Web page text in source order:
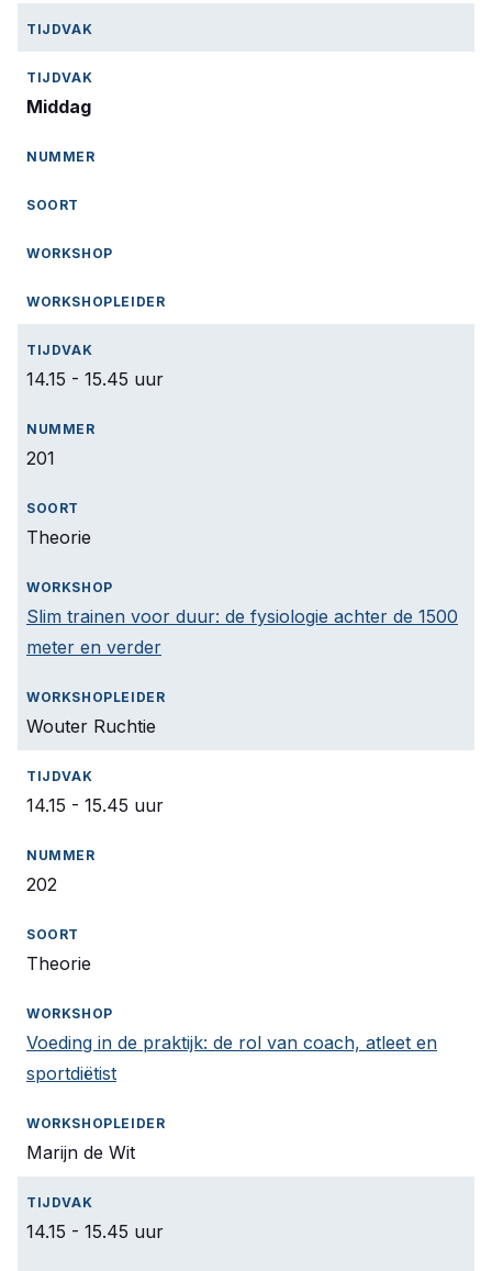
Middag
14.15 - 15.45 uur
201
Theorie
Slim trainen voor duur: de fysiologie achter de 1500
meter en verder
Wouter Ruchtie
14.15 - 15.45 uur
202
Theorie
Voeding in de praktijk: de rol van coach, atleet en
sportdiëtist
Marijn de Wit
14.15 - 15.45 uur